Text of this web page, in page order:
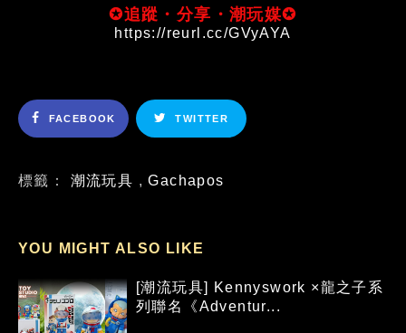
✪追蹤・分享・潮玩媒✪
https://reurl.cc/GVyAYA
FACEBOOK TWITTER
標籤： 潮流玩具 ,Gachapos
YOU MIGHT ALSO LIKE
[潮流玩具] Kennyswork ×龍之子系
列聯名《Adventur...